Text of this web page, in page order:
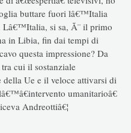
buttare fuori lâ€™Italia
Lâ€™Italia, si sa, Ã¨ il primo
in Libia, fin dai tempi di
questa impressione? Da
cui il sostanziale
Ue e il veloce attivarsi di
umanitarioâ€
Andreottiâ€¦